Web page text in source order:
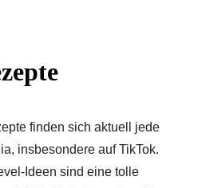
finden sich aktuell jede
insbesondere auf TikTok.
Ideen sind eine tolle